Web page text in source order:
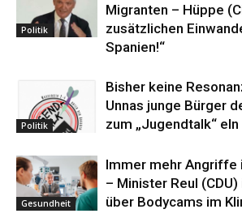
Politik
Migranten – Hüppe
zusätzlichen
Spanien!“
Politik
Bisher keine
Unnas junge Bürger
zum „Jugendtalk“ eln
Gesundheit
Immer mehr Angriffe
– Minister Reul
über Bodycams im